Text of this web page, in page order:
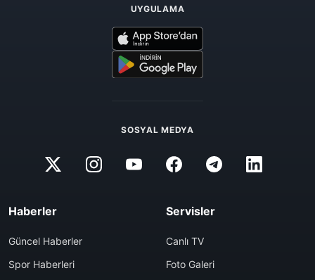
UYGULAMA
SOSYAL MEDYA
Haberler
Güncel Haberler
Spor Haberleri
Servisler
Canlı TV
Foto Galeri